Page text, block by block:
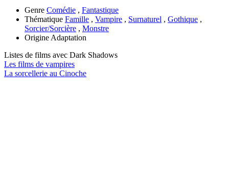
Genre Comédie , Fantastique
Thématique Famille , Vampire , Surnaturel , Gothique ,
Sorcier/Sorcière , Monstre
Origine Adaptation
Listes de films avec Dark Shadows
Les films de vampires
La sorcellerie au Cinoche